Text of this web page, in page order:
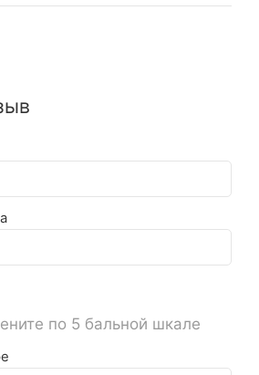
по 5 бальной шкале